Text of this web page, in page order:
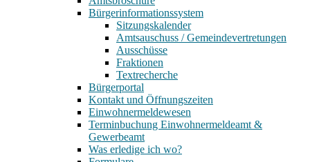
Bürgerinformationssystem
Sitzungskalender
Amtsauschuss / Gemeindevertretungen
Ausschüsse
Fraktionen
Textrecherche
Bürgerportal
Kontakt und Öffnungszeiten
Einwohnermeldewesen
Terminbuchung Einwohnermeldeamt &
Gewerbeamt
Was erledige ich wo?